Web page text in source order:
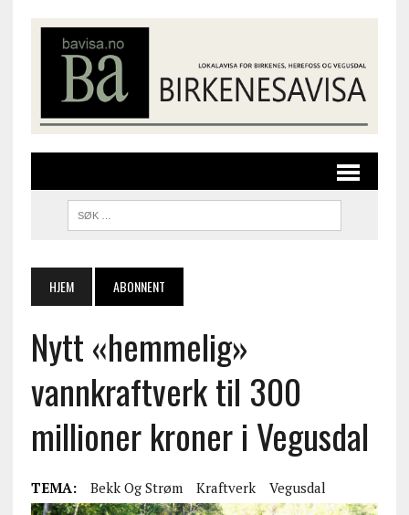
HJEM ABONNENT
Nytt «hemmelig»
vannkraftverk til 300
millioner kroner i Vegusdal
TEMA: Bekk Og Strøm Kraftverk Vegusdal